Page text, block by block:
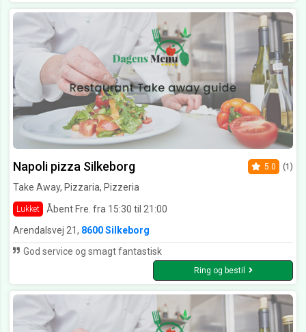
Napoli pizza Silkeborg
Take Away, Pizzaria, Pizzeria
Lukket Åbent Fre. fra 15:30 til 21:00
5.0 (1)
Arendalsvej 21, 8600 Silkeborg
God service og smagt fantastisk
Ring og bestil